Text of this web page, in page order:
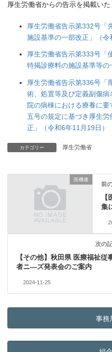
厚生労働省からの告示を掲載いた
厚生労働省告示第332号「
施設基準の一部改正」（令
厚生労働省告示第333号「
特掲診療料の施設基準等の
厚生労働省告示第336号「
術、処置等及び定義副傷
院の病棟における療養に
五号の規定に基づき厚生
正」（令和6年11月19日）
カテゴリー 厚生労働省
医機連
前
集
次の
【その他】秋田県 医療福祉従
者ニ―ズ発表会のご案内
2024-11-25
事務